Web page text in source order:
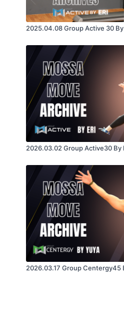
2025.04.08 Group Active 30 By
2026.03.02 Group Active30 By
2026.03.17 Group Centergy45